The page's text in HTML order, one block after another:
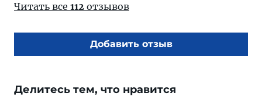
Читать все 112 отзывов
Добавить отзыв
Делитесь тем, что нравится